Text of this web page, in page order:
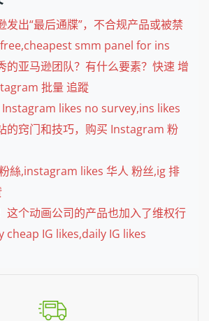
发出“最后通牒”，不合规产品或被禁
smm panel for ins
的亚马逊团队？有什么要素？快速 增
批量 追蹤
Instagram likes no survey,ins likes
的窍门和技巧，购买 Instagram 粉
絲,instagram likes 华人 粉丝,ig 排
这个动画公司的产品也加入了维权行
cheap IG likes,daily IG likes